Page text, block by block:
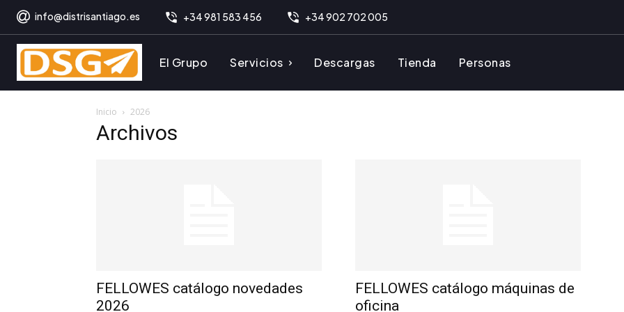
info@distrisantiago.es +34 981 583 456 +34 902 702 005
El Grupo Servicios Descargas Tienda Personas
Inicio 2026
Archivos
FELLOWES catálogo novedades
2026
FELLOWES catálogo máquinas de
oficina